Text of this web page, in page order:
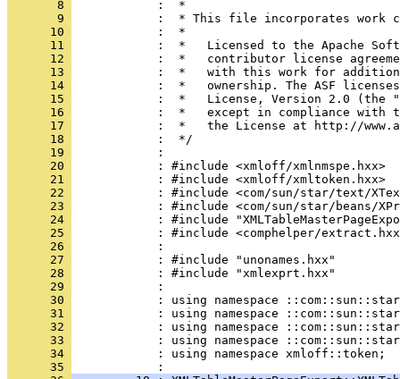
       8
       9
      10
      11
      12
      13
      14
      15
      16
      17
      18
      19
      20
      21
      22
      23
      24
      25
      26
      27
      28
      29
      30
      31
      32
      33
      34
            : using namespace xmloff::token;
      35